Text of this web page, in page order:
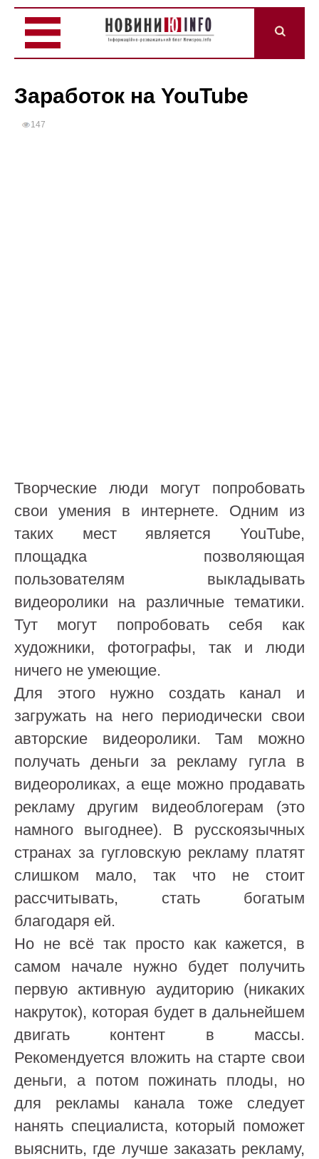
Заработок на YouTube
147
Творческие люди могут попробовать
свои умения в интернете. Одним из
таких мест является YouTube,
площадка позволяющая
пользователям выкладывать
видеоролики на различные тематики.
Тут могут попробовать себя как
художники, фотографы, так и люди
ничего не умеющие.
Для этого нужно создать канал и
загружать на него периодически свои
авторские видеоролики. Там можно
получать деньги за рекламу гугла в
видеороликах, а еще можно продавать
рекламу другим видеоблогерам (это
намного выгоднее). В русскоязычных
странах за гугловскую рекламу платят
слишком мало, так что не стоит
рассчитывать, стать богатым
благодаря ей.
Но не всё так просто как кажется, в
самом начале нужно будет получить
первую активную аудиторию (никаких
накруток), которая будет в дальнейшем
двигать контент в массы.
Рекомендуется вложить на старте свои
деньги, а потом пожинать плоды, но
для рекламы канала тоже следует
нанять специалиста, который поможет
выяснить, где лучше заказать рекламу,